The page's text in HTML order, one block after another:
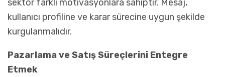
sektör farklı motivasyonlara sahiptir. Mesaj,
kullanıcı profiline ve karar sürecine uygun şekilde
kurgulanmalıdır.
Pazarlama ve Satış Süreçlerini Entegre
Etmek